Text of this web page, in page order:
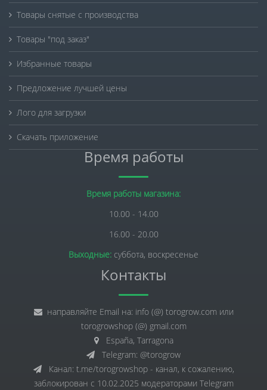
Товары снятые с производства
Товары "под заказ"
Избранные товары
Предложение лучшей цены
Лого для загрузки
Скачать приложение
Время работы
Время работы магазина:
10.00 - 14.00
16.00 - 20.00
Выходные: суббота, воскресенье
Контакты
направляйте Email на: info (@) torogrow.com или
torogrowshop (@) gmail.com
España, Tarragona
Telegram: @torogrow
Канал: t.me/torogrowshop - канал, к сожалению,
заблокирован с 10.02.2025 модераторами Telegram